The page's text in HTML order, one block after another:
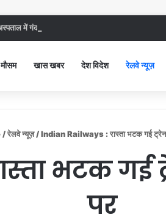
में गंदगी देख भड़कीं DC, बोलीं, आप खुद बाथरूम में
खास खबर देश विदेश रेलवे न्यूज़
/रेलवे न्यूज़ /Indian Railways : रास्ता भटक गई
भटक
पर